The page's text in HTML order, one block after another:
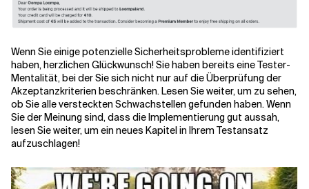
Wenn Sie einige potenzielle Sicherheitsprobleme identifiziert
haben, herzlichen Glückwunsch! Sie haben bereits eine Tester-
Mentalität, bei der Sie sich nicht nur auf die Überprüfung der
Akzeptanzkriterien beschränken. Lesen Sie weiter, um zu sehen,
ob Sie alle versteckten Schwachstellen gefunden haben.Wenn
Sie der Meinung sind, dass die Implementierung gut aussah,
lesen Sie weiter, um ein neues Kapitel in Ihrem Testansatz
aufzuschlagen!